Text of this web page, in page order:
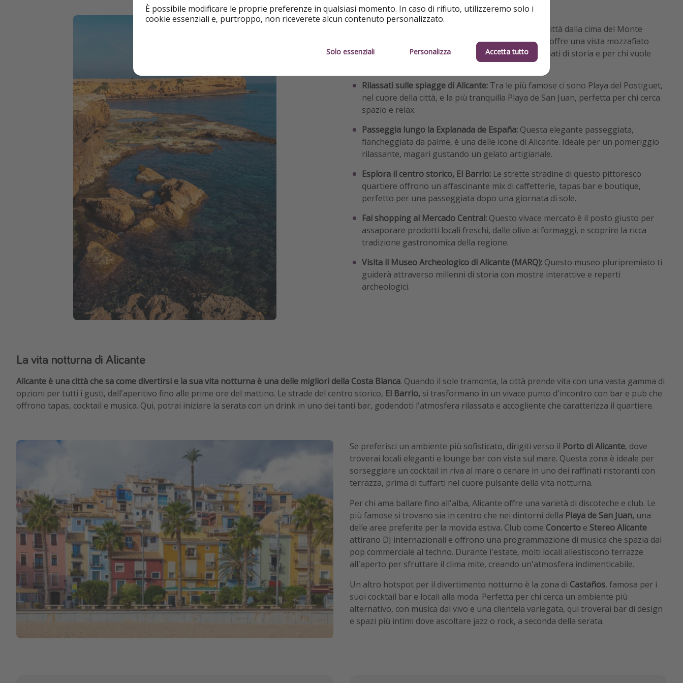
Dominando la città dalla cima del Monte
Benacantil, questo imponente castello medievale offre una vista mozzafiato
sulla città e sulla costa. Un must per gli appassionati di storia e per chi vuole
godersi un panorama spettacolare.
Rilassati sulle spiagge di Alicante: Tra le più famose ci sono Playa del Postiguet,
nel cuore della città, e la più tranquilla Playa de San Juan, perfetta per chi cerca
spazio e relax.
Passeggia lungo la Explanada de España: Questa elegante passeggiata,
fiancheggiata da palme, è una delle icone di Alicante. Ideale per un pomeriggio
rilassante, magari gustando un gelato artigianale.
Esplora il centro storico, El Barrio: Le strette stradine di questo pittoresco
quartiere offrono un affascinante mix di caffetterie, tapas bar e boutique,
perfetto per una passeggiata dopo una giornata di sole.
Fai shopping al Mercado Central: Questo vivace mercato è il posto giusto per
assaporare prodotti locali freschi, dalle olive ai formaggi, e scoprire la ricca
tradizione gastronomica della regione.
Visita il Museo Archeologico di Alicante (MARQ): Questo museo pluripremiato ti
guiderà attraverso millenni di storia con mostre interattive e reperti
archeologici.
La vita notturna di Alicante
Alicante è una città che sa come divertirsi e la sua vita notturna è una delle migliori della Costa Blanca. Quando il sole tramonta, la città prende vita con una vasta gamma di
opzioni per tutti i gusti, dall'aperitivo fino alle prime ore del mattino. Le strade del centro storico, El Barrio, si trasformano in un vivace punto d'incontro con bar e pub che
offrono tapas, cocktail e musica. Qui, potrai iniziare la serata con un drink in uno dei tanti bar, godendoti l'atmosfera rilassata e accogliente che caratterizza il quartiere.
Se preferisci un ambiente più sofisticato, dirigiti verso il Porto di Alicante, dove
troverai locali eleganti e lounge bar con vista sul mare. Questa zona è ideale per
sorseggiare un cocktail in riva al mare o cenare in uno dei raffinati ristoranti con
terrazza, prima di tuffarti nel cuore pulsante della vita notturna.
Per chi ama ballare fino all'alba, Alicante offre una varietà di discoteche e club. Le
più famose si trovano sia in centro che nei dintorni della Playa de San Juan, una
delle aree preferite per la movida estiva. Club come Concerto e Stereo Alicante
attirano DJ internazionali e offrono una programmazione di musica che spazia dal
pop commerciale al techno. Durante l'estate, molti locali allestiscono terrazze
all'aperto per sfruttare il clima mite, creando un'atmosfera indimenticabile.
Un altro hotspot per il divertimento notturno è la zona di Castaños, famosa per i
suoi cocktail bar e locali alla moda. Perfetta per chi cerca un ambiente più
alternativo, con musica dal vivo e una clientela variegata, qui troverai bar di design
e spazi più intimi dove ascoltare jazz o rock, a seconda della serata.
È possibile modificare le proprie preferenze in qualsiasi momento. In caso di rifiuto, utilizzeremo solo i
cookie essenziali e, purtroppo, non riceverete alcun contenuto personalizzato.
Solo essenziali Personalizza Accetta tutto